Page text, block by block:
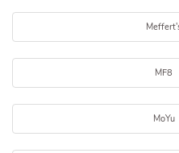
MF8
MoYu